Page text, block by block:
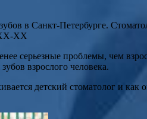
в Санкт-Петербурге.
XX
серьезные проблемы, чем
взрослого человека.
детский стоматолог и